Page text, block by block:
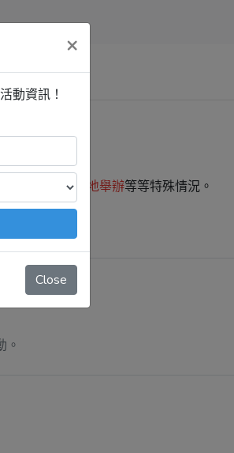
移師外地舉辦等等特殊情況。
。
×
動資訊！
Close